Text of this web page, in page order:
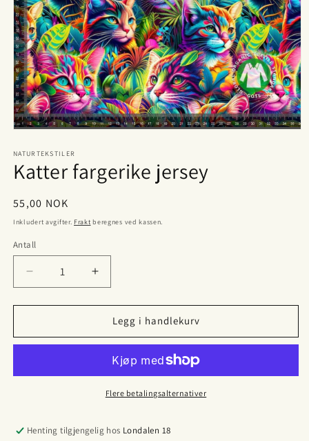
1
i
modal
NATURTEKSTILER
Katter fargerike jersey
Vanlig
pris
55,00 NOK
Inkludert avgifter. Frakt beregnes ved kassen.
Antall
Antall
antallet
for
fargerike
Øk
antallet
for
Katter
fargerike
Legg i handlekurv
Flere betalingsalternativer
Henting tilgjengelig hos Londalen 18